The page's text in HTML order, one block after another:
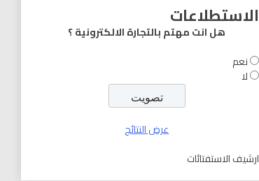
الاستطلاعات
هل انت مهتم بالتجارة الالكترونية ؟
نعم
لا
عرض النتائج
ارشيف الاستفتائات